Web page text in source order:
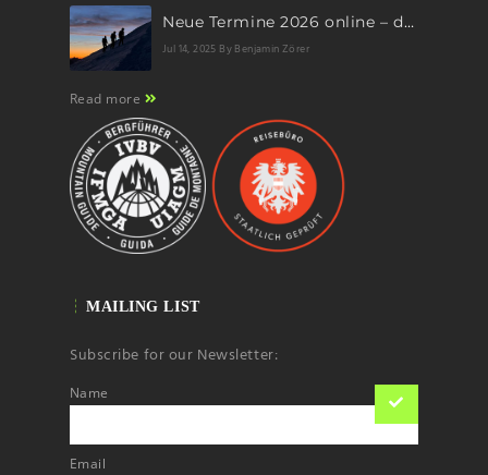
Neue Termine 2026 online – dein nächstes Abenteuer wartet!
Jul 14, 2025 By Benjamin Zörer
Read more
MAILING LIST
Subscribe for our Newsletter:
Name
Email